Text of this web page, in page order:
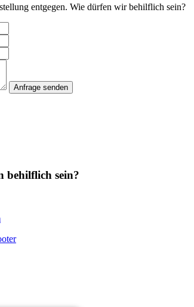
entgegen. Wie dürfen wir behilflich sein?
Anfrage senden
behilflich sein?